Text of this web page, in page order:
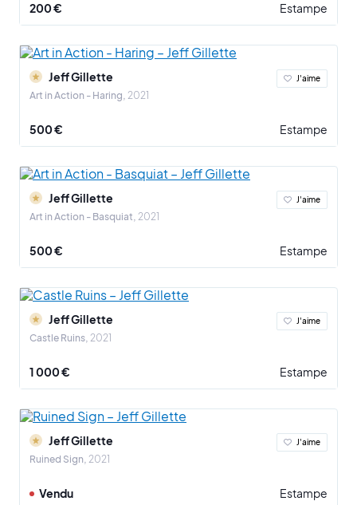
200 € Estampe
Jeff Gillette
Art in Action - Haring 2021
J'aime
500 € Estampe
Jeff Gillette
Art in Action - Basquiat 2021
J'aime
500 € Estampe
Jeff Gillette
Castle Ruins 2021
J'aime
1 000 € Estampe
Jeff Gillette
Ruined Sign 2021
J'aime
Vendu Estampe